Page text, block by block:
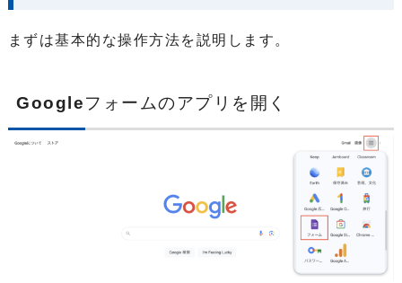
まずは基本的な操作方法を説明します。
Googleフォームのアプリを開く